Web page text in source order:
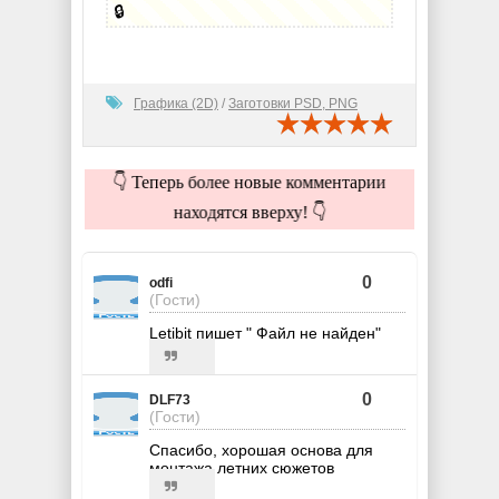
🔒
Графика (2D) / Заготовки PSD, PNG
👇 Теперь более новые комментарии
находятся вверху! 👇
odfi
(Гости)
0
Letibit пишет " Файл не найден"
DLF73
(Гости)
0
Спасибо, хорошая основа для
монтажа летних сюжетов